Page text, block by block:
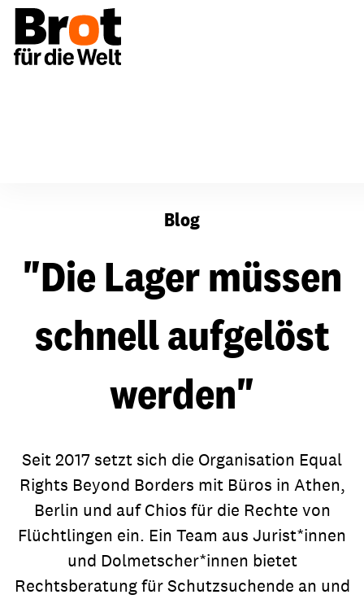
Blog
"Die Lager müssen
schnell aufgelöst
werden"
Seit 2017 setzt sich die Organisation Equal
Rights Beyond Borders mit Büros in Athen,
Berlin und auf Chios für die Rechte von
Flüchtlingen ein. Ein Team aus Jurist*innen
und Dolmetscher*innen bietet
Rechtsberatung für Schutzsuchende an und